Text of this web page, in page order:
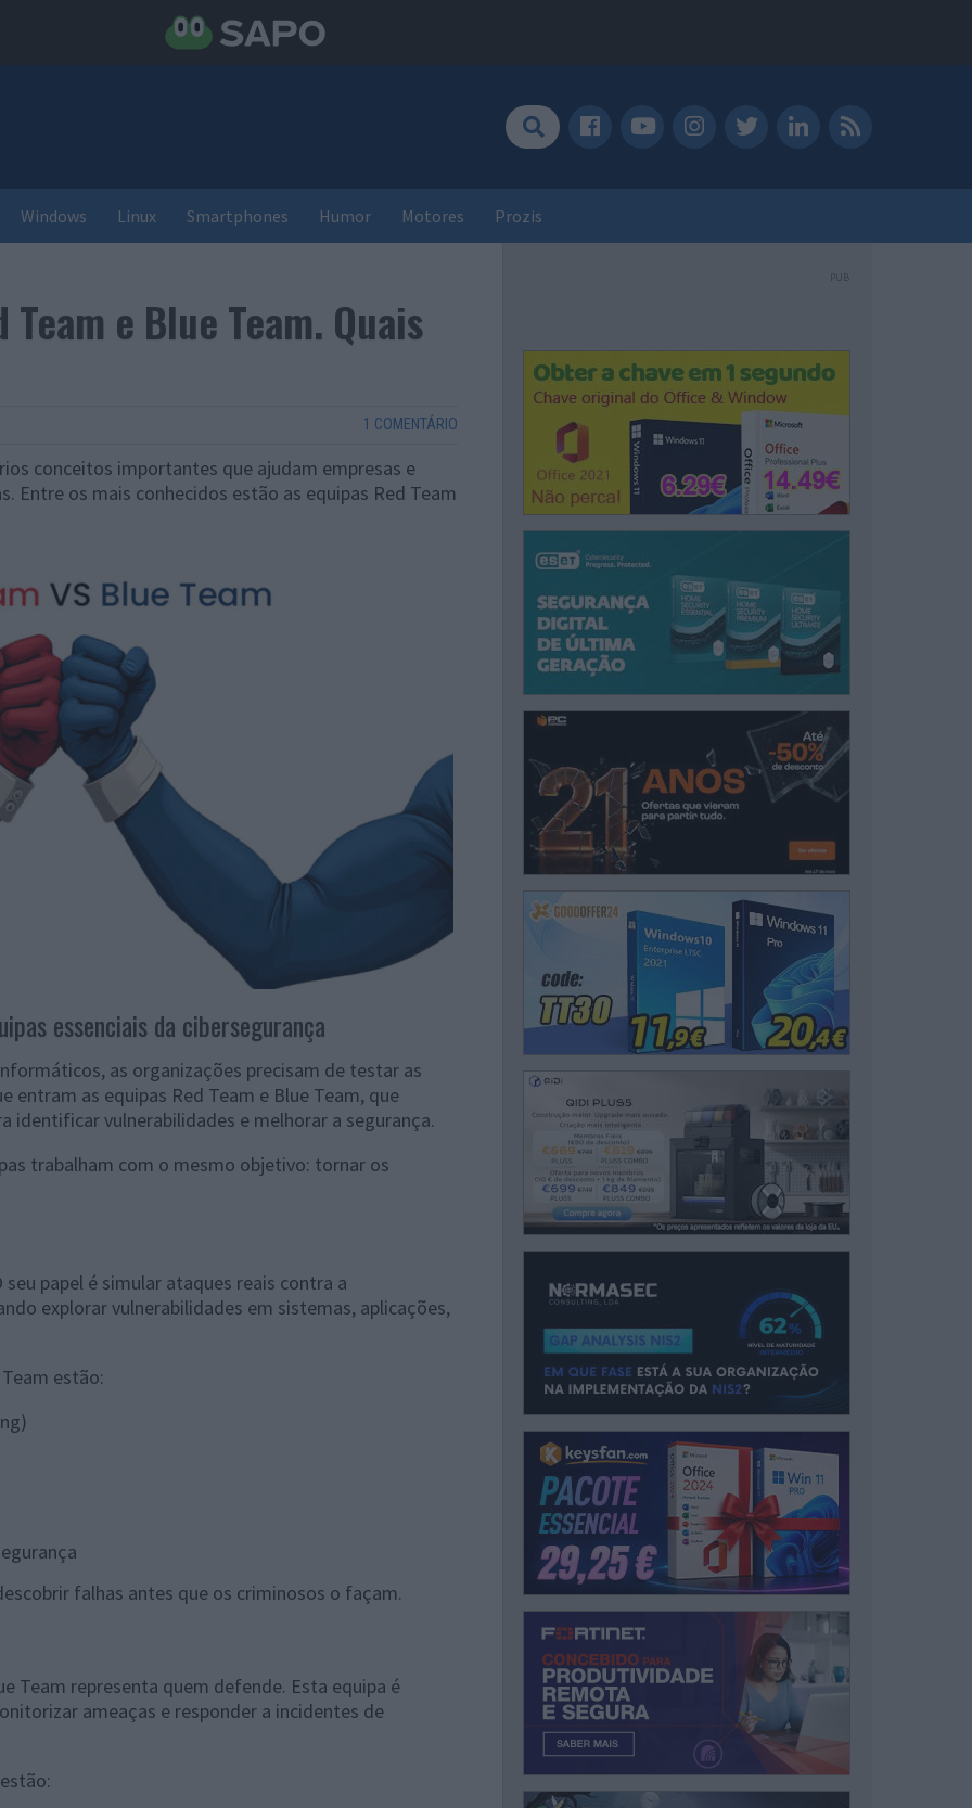
Windows Linux Smartphones Humor Motores Prozis
e Blue Team. Quais
1 COMENTÁRIO
conceitos importantes que ajudam empresas e
Entre os mais conhecidos estão as equipas Red Team
essenciais da cibersegurança
as organizações precisam de testar as
entram as equipas Red Team e Blue Team, que
identificar vulnerabilidades e melhorar a segurança.
trabalham com o mesmo objetivo: tornar os
papel é simular ataques reais contra a
explorar vulnerabilidades em sistemas, aplicações,
estão:
falhas antes que os criminosos o façam.
Team representa quem defende. Esta equipa é
ameaças e responder a incidentes de
PUB